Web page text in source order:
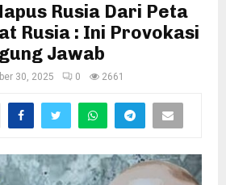
Rusia Dari Peta
Rusia : Ini Provokasi
Jawab
30, 2025 0 2661